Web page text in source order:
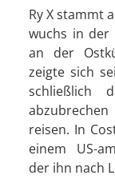
Ry X stammt
wuchs in der
an der
zeigte sich
schließlich
reisen. In
einem US-
der ihn nach